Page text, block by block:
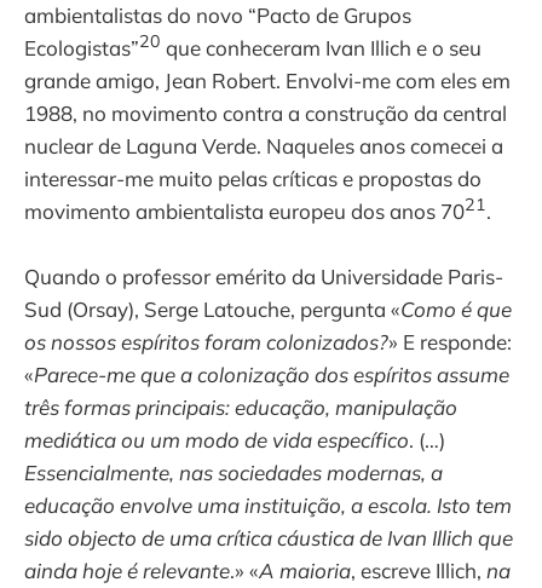
ambientalistas do novo “Pacto de Grupos
Ecologistas”20 que conheceram Ivan Illich e o seu
grande amigo, Jean Robert. Envolvi-me com eles em
1988, no movimento contra a construção da central
nuclear de Laguna Verde. Naqueles anos comecei a
interessar-me muito pelas críticas e propostas do
movimento ambientalista europeu dos anos 7021.
Quando o professor emérito da Universidade Paris-
Sud (Orsay), Serge Latouche, pergunta «Como é que
os nossos espíritos foram colonizados?» E responde:
«Parece-me que a colonização dos espíritos assume
três formas principais: educação, manipulação
mediática ou um modo de vida específico. (…)
Essencialmente, nas sociedades modernas, a
educação envolve uma instituição, a escola. Isto tem
sido objecto de uma crítica cáustica de Ivan Illich que
ainda hoje é relevante.» «A maioria, escreve Illich, na